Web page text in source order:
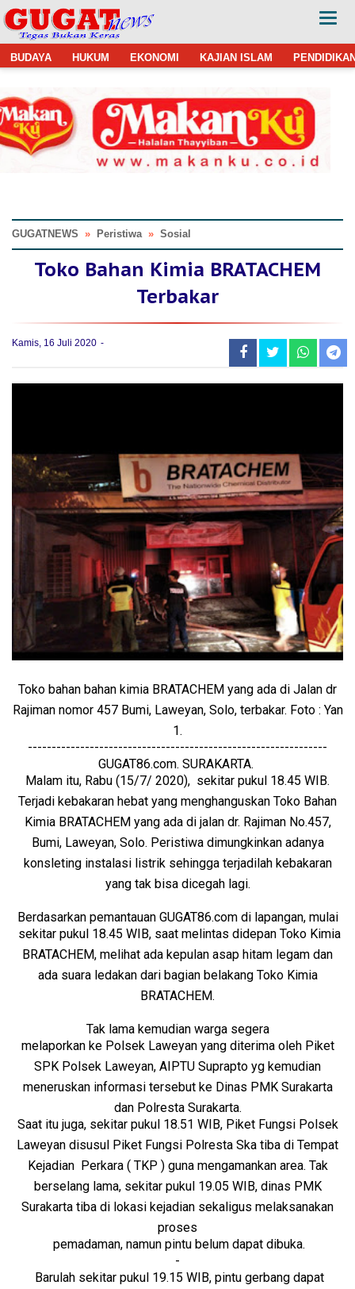
BUDAYA HUKUM EKONOMI KAJIAN ISLAM
GUGATNEWS » Peristiwa » Sosial
Toko Bahan Kimia BRATACHEM
Terbakar
Kamis, 16 Juli 2020
Toko bahan bahan kimia BRATACHEM yang ada di Jalan dr
Rajiman nomor 457 Bumi, Laweyan, Solo, terbakar. Foto : Yan
1.
---------------------------------------------------------------
GUGAT86.com. SURAKARTA.
Malam itu, Rabu (15/7/ 2020), sekitar pukul 18.45 WIB.
Terjadi kebakaran hebat yang menghanguskan Toko Bahan
Kimia BRATACHEM yang ada di jalan dr. Rajiman No.457,
Bumi, Laweyan, Solo. Peristiwa dimungkinkan adanya
konsleting instalasi listrik sehingga terjadilah kebakaran
yang tak bisa dicegah lagi.
Berdasarkan pemantauan GUGAT86.com di lapangan, mulai
sekitar pukul 18.45 WIB, saat melintas didepan Toko Kimia
BRATACHEM, melihat ada kepulan asap hitam legam dan
ada suara ledakan dari bagian belakang Toko Kimia
BRATACHEM.
Tak lama kemudian warga segera
melaporkan ke Polsek Laweyan yang diterima oleh Piket
SPK Polsek Laweyan, AIPTU Suprapto yg kemudian
meneruskan informasi tersebut ke Dinas PMK Surakarta
dan Polresta Surakarta.
Saat itu juga, sekitar pukul 18.51 WIB, Piket Fungsi Polsek
Laweyan disusul Piket Fungsi Polresta Ska tiba di Tempat
Kejadian Perkara ( TKP ) guna mengamankan area. Tak
berselang lama, sekitar pukul 19.05 WIB, dinas PMK
Surakarta tiba di lokasi kejadian sekaligus melaksanakan
proses
pemadaman, namun pintu belum dapat dibuka.
-
Barulah sekitar pukul 19.15 WIB, pintu gerbang dapat